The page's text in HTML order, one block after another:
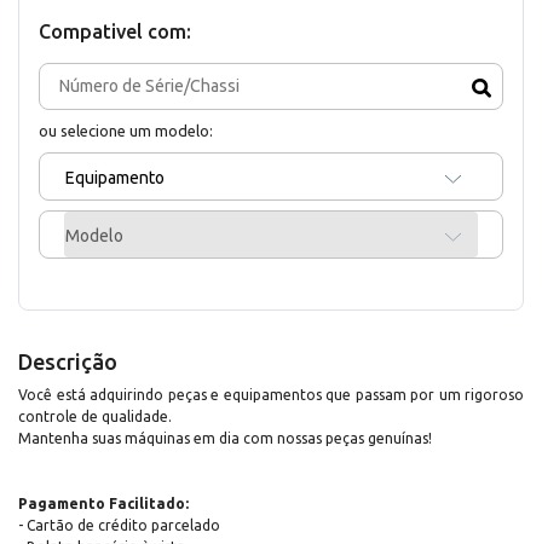
Compativel com:
ou selecione um modelo:
Equipamento
Modelo
Descrição
Você está adquirindo peças e equipamentos que passam por um rigoroso
controle de qualidade.
Mantenha suas máquinas em dia com nossas peças genuínas!
Pagamento Facilitado:
- Cartão de crédito parcelado